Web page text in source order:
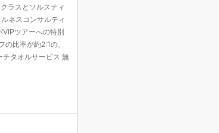
ラスとソルスティ
ネスコンサルティ
ツアーへの特別
比率が約2:1の、
チタオルサービス 無